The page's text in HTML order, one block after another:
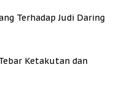
Terhadap Judi Daring
Ketakutan dan